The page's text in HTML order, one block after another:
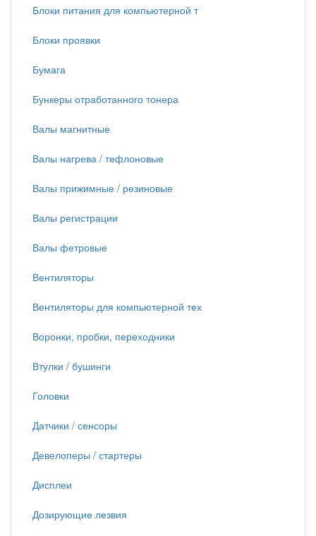
Блоки питания для компьютерной т
Блоки проявки
Бумага
Бункеры отработанного тонера
Валы магнитные
Валы нагрева / тефлоновые
Валы прижимные / резиновые
Валы регистрации
Валы фетровые
Вентиляторы
Вентиляторы для компьютерной тех
Воронки, пробки, переходники
Втулки / бушинги
Головки
Датчики / сенсоры
Девелоперы / стартеры
Дисплеи
Дозирующие лезвия